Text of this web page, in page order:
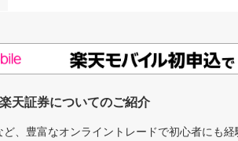
天証券についてのご紹介
ど、豊富なオンライントレードで初心者にも